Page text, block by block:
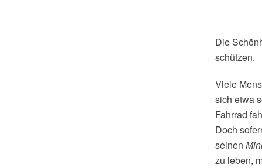
Die
schützen.
Viele
sich etwa
Fahrrad
Doch
seinen
zu leben,